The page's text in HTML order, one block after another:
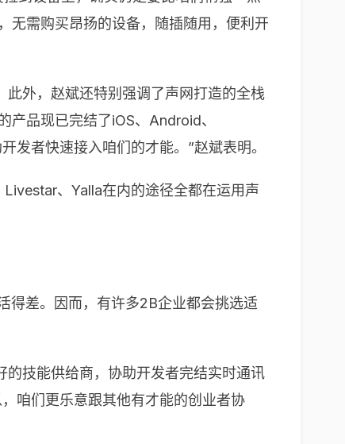
无需购买昂扬的设备，随插随用，便利开
外，赵斌还特别强调了声网打造的全栈
产品现已完结了iOS、Android、
者快速接入咱们的才能。”赵斌表明。
、Yalla在内的途径全都在运用声
得差。因而，有许多2B企业都会挑选适
技能供给商，协助开发者完结实时通讯
咱们更乐意跟其他有才能的创业者协